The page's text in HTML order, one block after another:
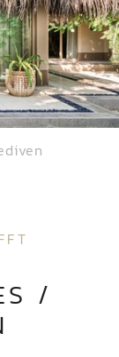
/